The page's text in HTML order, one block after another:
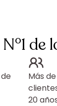
N°1
Más
20